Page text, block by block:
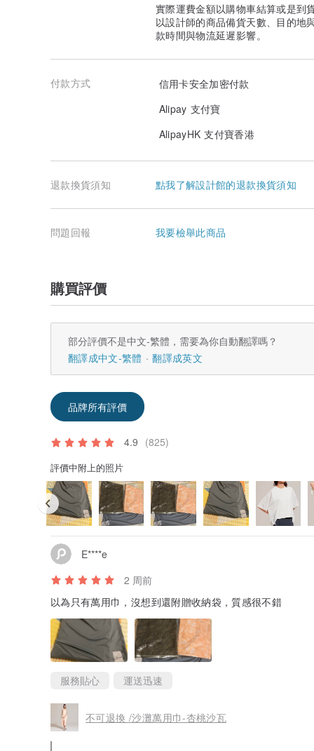
實際運費金額以購物車結算或是到
以設計師的商品備貨天數、目的地
款時間與物流延遲影響。
付款方式
信用卡安全加密付款
Alipay 支付寶
AlipayHK 支付寶香港
退款換貨須知 點我了解設計館的退款換貨須知
問題回報 我要檢舉此商品
購買評價
部分評價不是中文-繁體，需要為你自動翻譯嗎？
翻譯成中文-繁體
翻譯成英文
品牌所有評價
4.9 (825)
評價中附上的照片
E****e
2 周前
以為只有萬用巾，沒想到還附贈收納袋，質感很不錯
服務貼心 運送迅速
不可退換 /沙灘萬用巾-杏桃沙瓦